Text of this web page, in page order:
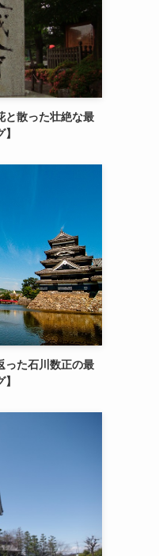
と散った壮絶な最
った石川数正の最